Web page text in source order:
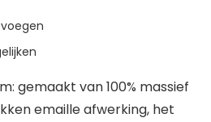
gemaakt van 100% massief
emaille afwerking, het